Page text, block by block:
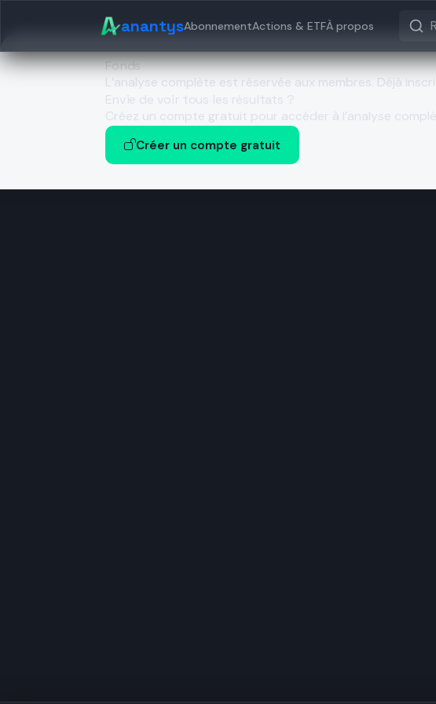
anantysAbonnementActions & ETFÀ propos
Fonds
L’analyse complète est réservée aux membres. Déjà
Envie de voir tous les résultats ?
Créez un compte gratuit pour accéder à l’analyse
Créer un compte gratuit